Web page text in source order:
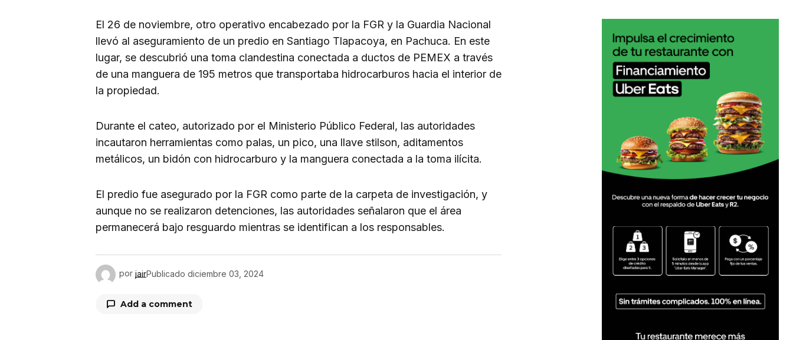
El 26 de noviembre, otro operativo encabezado por la FGR y la Guardia Nacional
llevó al aseguramiento de un predio en Santiago Tlapacoya, en Pachuca. En este
lugar, se descubrió una toma clandestina conectada a ductos de PEMEX a través
de una manguera de 195 metros que transportaba hidrocarburos hacia el interior de
la propiedad.
Durante el cateo, autorizado por el Ministerio Público Federal, las autoridades
incautaron herramientas como palas, un pico, una llave stilson, aditamentos
metálicos, un bidón con hidrocarburo y la manguera conectada a la toma ilícita.
El predio fue asegurado por la FGR como parte de la carpeta de investigación, y
aunque no se realizaron detenciones, las autoridades señalaron que el área
permanecerá bajo resguardo mientras se identifican a los responsables.
por jairPublicado diciembre 03, 2024
Add a comment